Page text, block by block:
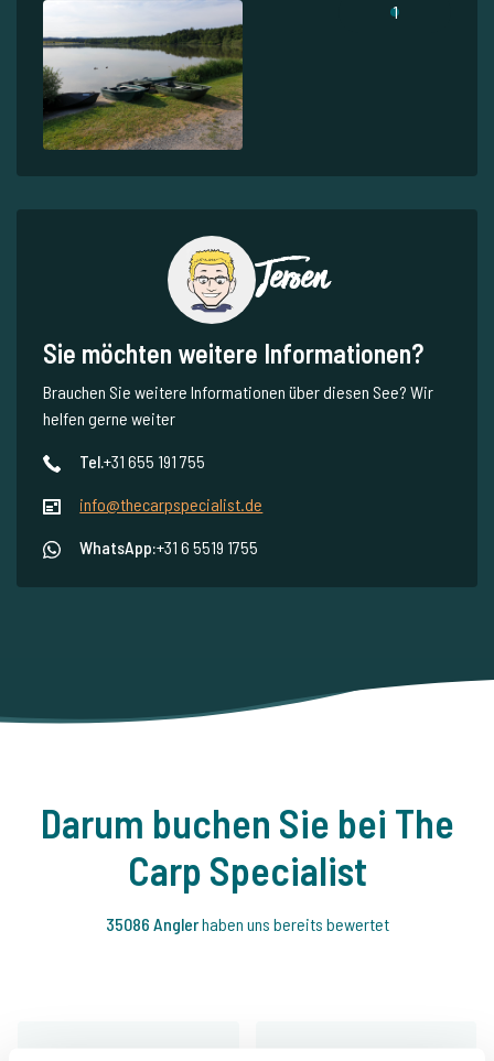
1
Jeroen
Sie möchten weitere Informationen?
Brauchen Sie weitere Informationen über diesen See? Wir
helfen gerne weiter
Tel.+31 655 191 755
info@thecarpspecialist.de
WhatsApp:+31 6 5519 1755
Darum buchen Sie bei The
Carp Specialist
35086 Anglerhaben uns bereits bewertet